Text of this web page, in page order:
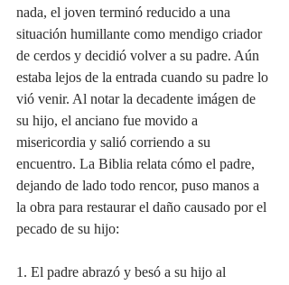
nada, el joven terminó reducido a una
situación humillante como mendigo criador
de cerdos y decidió volver a su padre. Aún
estaba lejos de la entrada cuando su padre lo
vió venir. Al notar la decadente imágen de
su hijo, el anciano fue movido a
misericordia y salió corriendo a su
encuentro. La Biblia relata cómo el padre,
dejando de lado todo rencor, puso manos a
la obra para restaurar el daño causado por el
pecado de su hijo:
1. El padre abrazó y besó a su hijo al